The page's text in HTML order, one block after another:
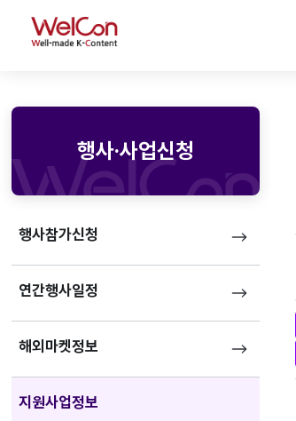
WelCon
행사·사업신청
행사참가신청
연간행사일정
해외마켓정보
지원사업정보